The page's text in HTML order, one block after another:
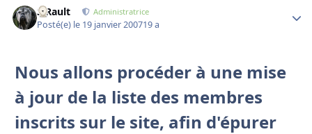
S.Rault Administratrice
Posté(e) le 19 janvier 200719 a
Nous allons procéder à une mise
à jour de la liste des membres
inscrits sur le site, afin d'épurer